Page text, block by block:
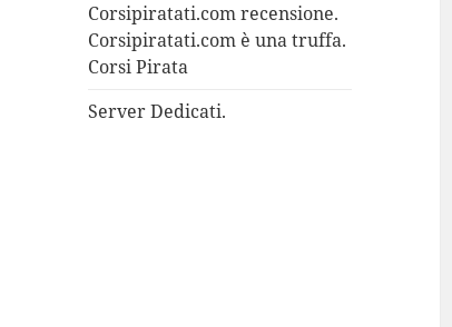
Corsipiratati.com recensione.
Corsipiratati.com è una truffa.
Corsi Pirata
Server Dedicati.